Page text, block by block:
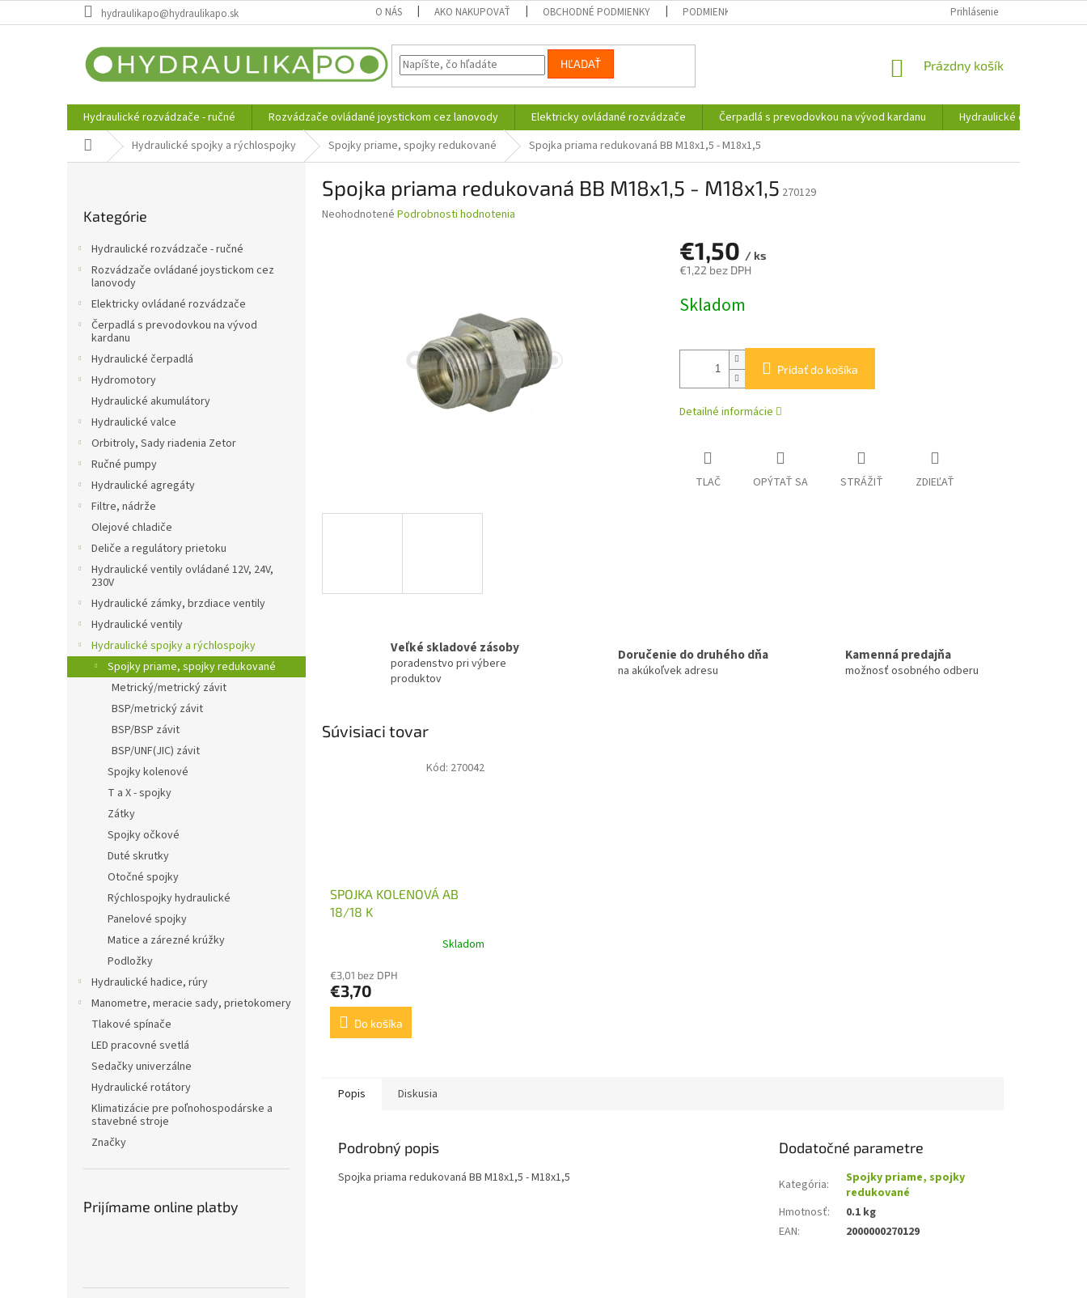
na
hydraulikapo@hydraulikapo.sk O NÁS AKO NAKUPOVAŤ OBCHODNÉ PODMIENKY PODMIENKY OCHRANY OSOBNÝCH ÚDAJOV INFORMÁCIE O SÚBOROCH COOKIES
Prihlásenie
HĽADAŤ
NÁKUPNÝ
Prázdny košík
Hydraulické rozvádzače - ručné Rozvádzače ovládané joystickom cez lanovody Elektricky ovládané rozvádzače Čerpadlá s prevodovkou na vývod kardanu
Hydraulické čerpadlá
DomovHydraulické spojky a rýchlospojky Spojky priame, spojky redukované Spojka priama redukovaná BB M18x1,5 - M18x1,5
kategórie
Kategórie
Hydraulické rozvádzače - ručné
Rozvádzače ovládané joystickom cez
lanovody
Elektricky ovládané rozvádzače
Čerpadlá s prevodovkou na vývod
kardanu
Hydraulické čerpadlá
Hydromotory
Hydraulické akumulátory
Hydraulické valce
Orbitroly, Sady riadenia Zetor
Ručné pumpy
Hydraulické agregáty
Filtre, nádrže
Olejové chladiče
Deliče a regulátory prietoku
Hydraulické ventily ovládané 12V, 24V,
230V
Hydraulické zámky, brzdiace ventily
Hydraulické ventily
Hydraulické spojky a rýchlospojky
Spojky priame, spojky redukované
Metrický/metrický závit
BSP/metrický závit
BSP/BSP závit
BSP/UNF(JIC) závit
Spojky kolenové
T a X - spojky
Zátky
Spojky očkové
Duté skrutky
Otočné spojky
Rýchlospojky hydraulické
Panelové spojky
Matice a zárezné krúžky
Podložky
Hydraulické hadice, rúry
Manometre, meracie sady, prietokomery
Tlakové spínače
LED pracovné svetlá
Sedačky univerzálne
Hydraulické rotátory
Klimatizácie pre poľnohospodárske a
stavebné stroje
Značky
Prijímame online platby
Spojka priama redukovaná BB M18x1,5 - M18x1,5 270129
Priemerné
Neohodnotené Podrobnosti hodnotenia
€1,50 / ks
€1,22 bez DPH
cena:
Skladom
Pridať do košíka
Detailné informácie
TLAČ OPÝTAŤ SA STRÁŽIŤ ZDIEĽAŤ
Veľké skladové zásoby
poradenstvo pri výbere
produktov
Doručenie do druhého dňa
na akúkoľvek adresu
Kamenná predajňa
možnosť osobného odberu
Súvisiaci tovar
SPOJKA KOLENOVÁ AB
18/18 K
Skladom
€3,01 bez DPH
€3,70
Do košíka
Kód: 270042
Popis Diskusia
Podrobný popis
Spojka priama redukovaná BB M18x1,5 - M18x1,5
Dodatočné parametre
Kategória:
Spojky priame, spojky
redukované
Hmotnosť:
0.1 kg
EAN: 2000000270129